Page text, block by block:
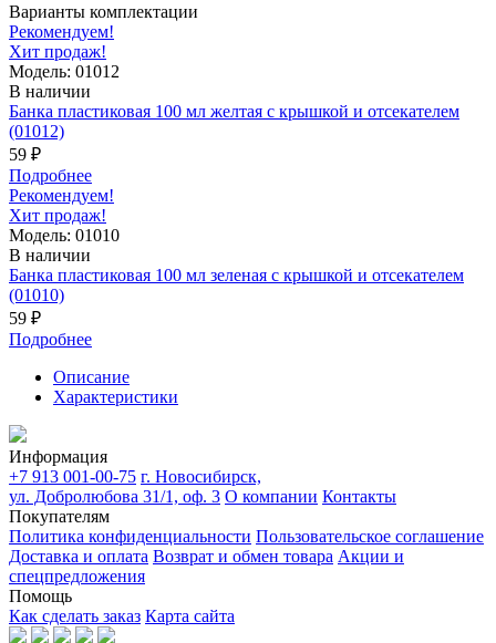
Варианты комплектации
Рекомендуем!
Хит продаж!
Модель: 01012
В наличии
Банка пластиковая 100 мл желтая с крышкой и отсекателем
(01012)
59 ₽
Подробнее
Рекомендуем!
Хит продаж!
Модель: 01010
В наличии
Банка пластиковая 100 мл зеленая с крышкой и отсекателем
(01010)
59 ₽
Подробнее
Описание
Характеристики
Информация
+7 913 001-00-75 г. Новосибирск,
ул. Добролюбова 31/1, оф. 3 О компании Контакты
Покупателям
Политика конфиденциальности Пользовательское соглашение
Доставка и оплата Возврат и обмен товара Акции и
спецпредложения
Помощь
Как сделать заказ Карта сайта